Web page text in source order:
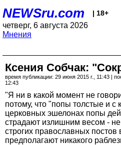
NEWSru.com | 18+
четверг, 6 августа 2026
Мнения
Ксения Собчак:
время публикации: 29 июня 2015 г., 11:43 |
12:43
"Я ни в какой момент не
потому, что "попы толстые и
церковных эшелонах попы
страдают излишним весом -
строгих православных
предполагают никакого